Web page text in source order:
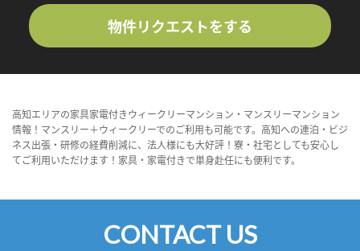
物件リクエストをする
高知エリアの家具家電付きウィークリーマンション・マンスリーマンション
情報！マンスリー＋ウィークリーでのご利用も可能です。高知への連泊・ビジ
ネス出張・研修の経費削減に、法人様にも大好評！寮・社宅としても安心し
てご利用いただけます！家具・家電付きで単身赴任にも便利です。
CONTACT US